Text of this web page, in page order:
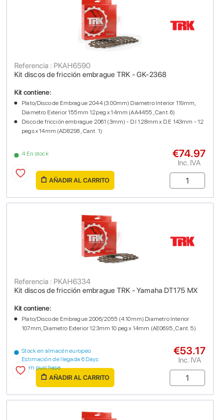
Kit discos de fricción embrague TRK - GK-2368
Referencia : PKAH6590
4 En stock
Kit contiene:
Plato/Disco de Embrague 2044 (3.00mm) Diametro Interior 119mm,
Diametro Exterior 155mm 12peg x 14mm (AA4455 , Cant. 6)
Disco de fricción embrague 2061 (3mm) - D.I 128mm x D.E 143mm - 12
pegs x 14mm (AD8298 , Cant. 1)
€74.97
Inc. IVA
AÑADIR AL CARRITO
Kit discos de fricción embrague TRK - Yamaha DT175 MX
Referencia : PKAH6334
Stock en almacén europeo
Estimación de llegada 6 Days
from purchase
Kit contiene:
Plato/Disco de Embrague 2006/2055 (4.10mm) Diametro Interior
107mm, Diametro Exterior 123mm 10 peg x 14mm (AE0695 , Cant. 5)
€53.17
Inc. IVA
AÑADIR AL CARRITO